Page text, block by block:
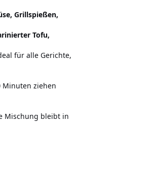
Grillspießen,
Tofu,
für alle Gerichte,
Minuten ziehen
Mischung bleibt in